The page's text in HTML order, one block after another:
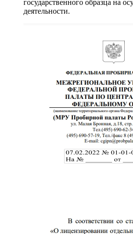
государственного образца на
деятельности.